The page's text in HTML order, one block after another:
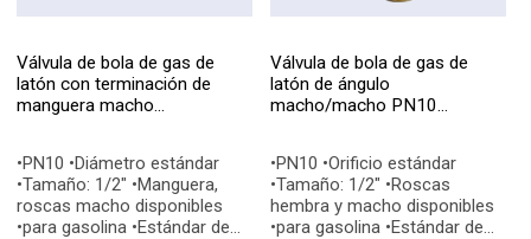
Válvula de bola de gas de
latón con terminación de
manguera macho
•PN10 •Diámetro estándar
•Tamaño: 1/2" •Manguera,
roscas macho disponibles
•para gasolina •Estándar de
Válvula de bola de gas de
latón de ángulo
macho/macho PN10
•PN10 •Orificio estándar
•Tamaño: 1/2" •Roscas
hembra y macho disponibles
•para gasolina •Estándar de